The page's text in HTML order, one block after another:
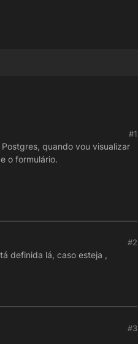
#1
quando vou visualizar
o formulário.
#2
definida lá, caso esteja ,
#3